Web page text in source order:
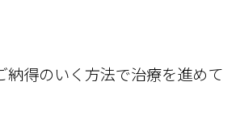
納得のいく方法で治療を進めて